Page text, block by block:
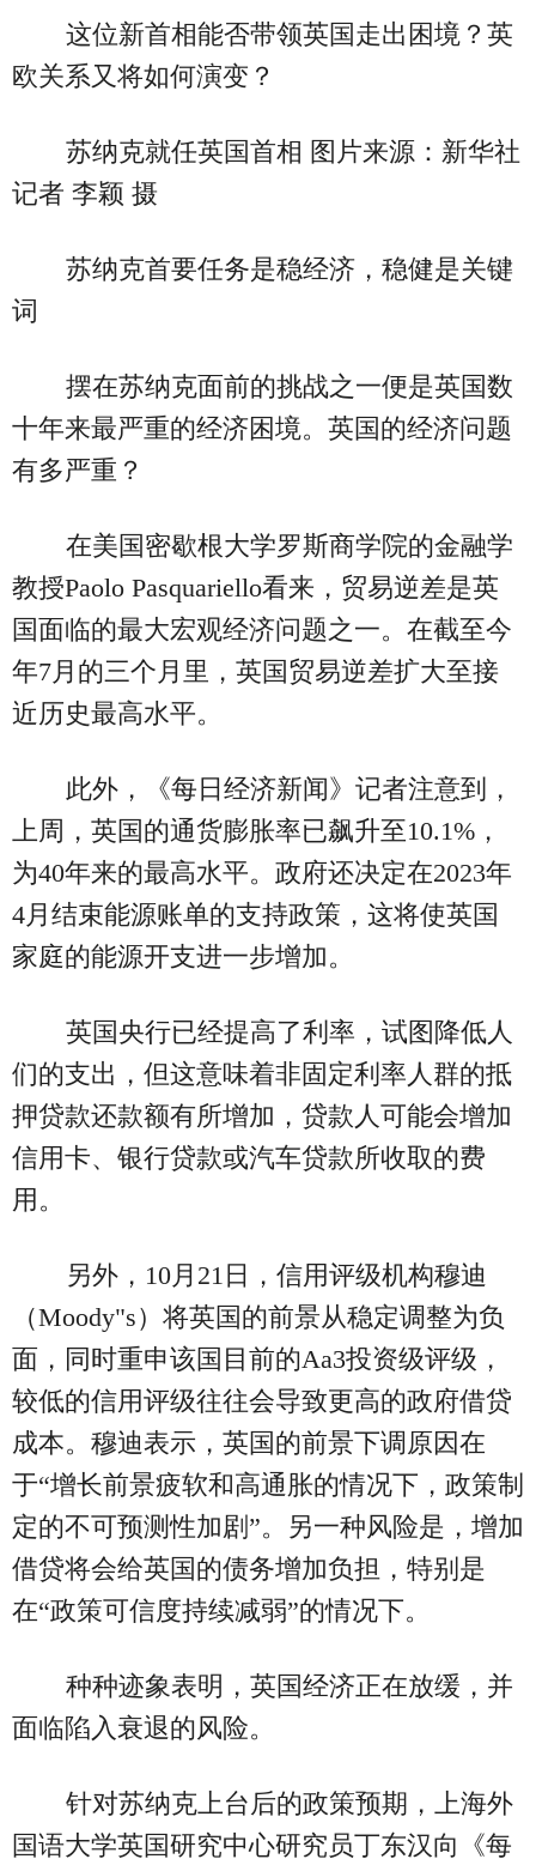
这位新首相能否带领英国走出困境？英
欧关系又将如何演变？
苏纳克就任英国首相 图片来源：新华社
记者 李颖 摄
苏纳克首要任务是稳经济，稳健是关键
词
摆在苏纳克面前的挑战之一便是英国数
十年来最严重的经济困境。英国的经济问题
有多严重？
在美国密歇根大学罗斯商学院的金融学
教授Paolo Pasquariello看来，贸易逆差是英
国面临的最大宏观经济问题之一。在截至今
年7月的三个月里，英国贸易逆差扩大至接
近历史最高水平。
此外，《每日经济新闻》记者注意到，
上周，英国的通货膨胀率已飙升至10.1%，
为40年来的最高水平。政府还决定在2023年
4月结束能源账单的支持政策，这将使英国
家庭的能源开支进一步增加。
英国央行已经提高了利率，试图降低人
们的支出，但这意味着非固定利率人群的抵
押贷款还款额有所增加，贷款人可能会增加
信用卡、银行贷款或汽车贷款所收取的费
用。
另外，10月21日，信用评级机构穆迪
（Moody"s）将英国的前景从稳定调整为负
面，同时重申该国目前的Aa3投资级评级，
较低的信用评级往往会导致更高的政府借贷
成本。穆迪表示，英国的前景下调原因在
于“增长前景疲软和高通胀的情况下，政策制
定的不可预测性加剧”。另一种风险是，增加
借贷将会给英国的债务增加负担，特别是
在“政策可信度持续减弱”的情况下。
种种迹象表明，英国经济正在放缓，并
面临陷入衰退的风险。
针对苏纳克上台后的政策预期，上海外
国语大学英国研究中心研究员丁东汉向《每